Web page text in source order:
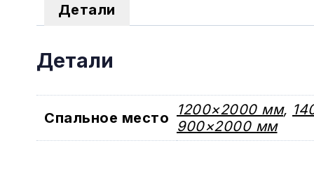
Детали
Детали
Спальное место 1200×2000 мм,
900×2000 мм